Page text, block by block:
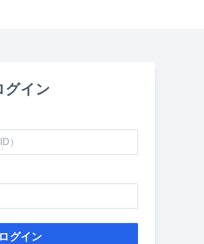
グイン
ログイン